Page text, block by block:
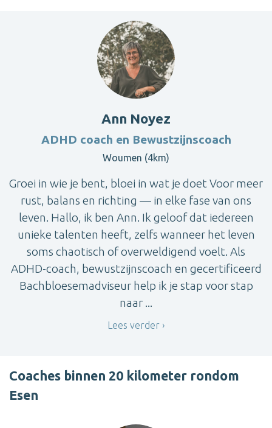
Ann Noyez
ADHD coach en Bewustzijnscoach
Woumen (4km)
Groei in wie je bent, bloei in wat je doet Voor meer
rust, balans en richting — in elke fase van ons
leven. Hallo, ik ben Ann. Ik geloof dat iedereen
unieke talenten heeft, zelfs wanneer het leven
soms chaotisch of overweldigend voelt. Als
ADHD-coach, bewustzijnscoach en gecertificeerd
Bachbloesemadviseur help ik je stap voor stap
naar ...
Lees verder
Coaches binnen 20 kilometer rondom
Esen